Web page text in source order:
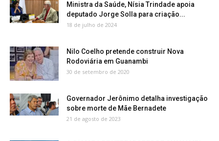
Ministra da Saúde, Nísia Trindade apoia
deputado Jorge Solla para criação...
18 de julho de 2024
Nilo Coelho pretende construir Nova
Rodoviária em Guanambi
30 de setembro de 2020
Governador Jerônimo detalha investigação
sobre morte de Mãe Bernadete
21 de agosto de 2023